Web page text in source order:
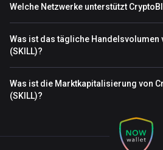
Welche Netzwerke unterstützt
Was ist das tägliche Handelsvolumen
(SKILL)?
Was ist die Marktkapitalisierung von
(SKILL)?